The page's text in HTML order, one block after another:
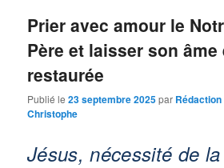
Prier avec amour le
Père et laisser son âme
restaurée
Publié le23 septembre 2025par Rédaction
Christophe
Jésus, nécessité de